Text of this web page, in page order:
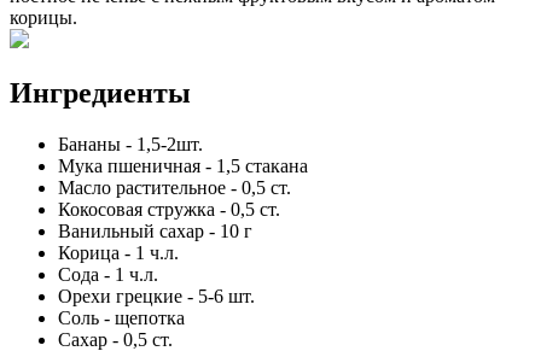
корицы.
Ингредиенты
Бананы - 1,5-2шт.
Мука пшеничная - 1,5 стакана
Масло растительное - 0,5 ст.
Кокосовая стружка - 0,5 ст.
Ванильный сахар - 10 г
Корица - 1 ч.л.
Сода - 1 ч.л.
Орехи грецкие - 5-6 шт.
Соль - щепотка
Сахар - 0,5 ст.